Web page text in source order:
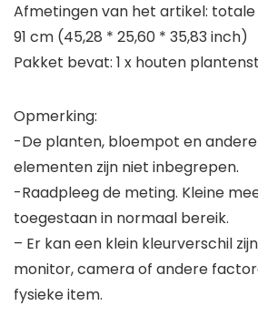
Afmetingen van het artikel: totale
91 cm (45,28 * 25,60 * 35,83 inch)
Pakket bevat: 1 x houten
Opmerking:
-De planten, bloempot en
elementen zijn niet inbegrepen.
-Raadpleeg de meting. Kleine
toegestaan in normaal bereik.
– Er kan een klein kleurverschil
monitor, camera of andere
fysieke item.